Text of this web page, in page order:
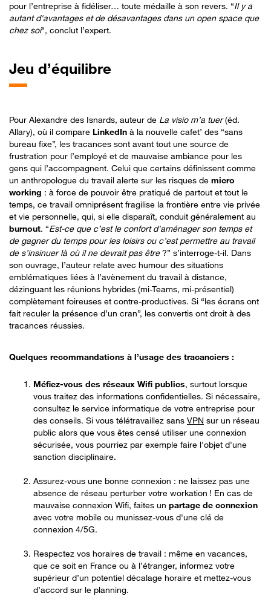
pour l’entreprise à fidéliser… toute médaille à son revers. “Il y a
autant d'avantages et de désavantages dans un open space que
chez soi", conclut l’expert.
Jeu d’équilibre
Pour Alexandre des Isnards, auteur de La visio m’a tuer(éd.
Allary), où il compare LinkedIn à la nouvelle cafet’ des “sans
bureau fixe”, les tracances sont avant tout une source de
frustration pour l’employé et de mauvaise ambiance pour les
gens qui l’accompagnent. Celui que certains définissent comme
un anthropologue du travail alerte sur les risques de micro
working : à force de pouvoir être pratiqué de partout et tout le
temps, ce travail omniprésent fragilise la frontière entre vie privée
et vie personnelle, qui, si elle disparaît, conduit généralement au
burnout. “Est-ce que c’est le confort d'aménager son temps et
de gagner du temps pour les loisirs ou c’est permettre au travail
de s’insinuer là où il ne devrait pas être?” s’interroge-t-il. Dans
son ouvrage, l’auteur relate avec humour des situations
emblématiques liées à l’avènement du travail à distance,
dézinguant les réunions hybrides (mi-Teams, mi-présentiel)
complètement foireuses et contre-productives. Si “les écrans ont
fait reculer la présence d’un cran”, les convertis ont droit à des
tracances réussies.
Quelques recommandations à l’usage des tracanciers :
Méfiez-vous des réseaux Wifi publics, surtout lorsque
vous traitez des informations confidentielles. Si nécessaire,
consultez le service informatique de votre entreprise pour
des conseils. Si vous télétravaillez sans VPN sur un réseau
public alors que vous êtes censé utiliser une connexion
sécurisée, vous pourriez par exemple faire l'objet d'une
sanction disciplinaire.
Assurez-vous une bonne connexion : ne laissez pas une
absence de réseau perturber votre workation ! En cas de
mauvaise connexion Wifi, faites un partage de connexion
avec votre mobile ou munissez-vous d'une clé de
connexion 4/5G.
Respectez vos horaires de travail : même en vacances,
que ce soit en France ou à l’étranger, informez votre
supérieur d’un potentiel décalage horaire et mettez-vous
d’accord sur le planning.